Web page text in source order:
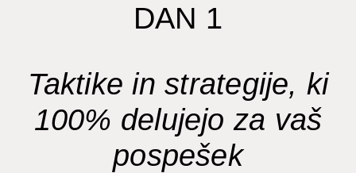
DAN 1
Taktike in strategije, ki
100% delujejo za vaš
pospešek